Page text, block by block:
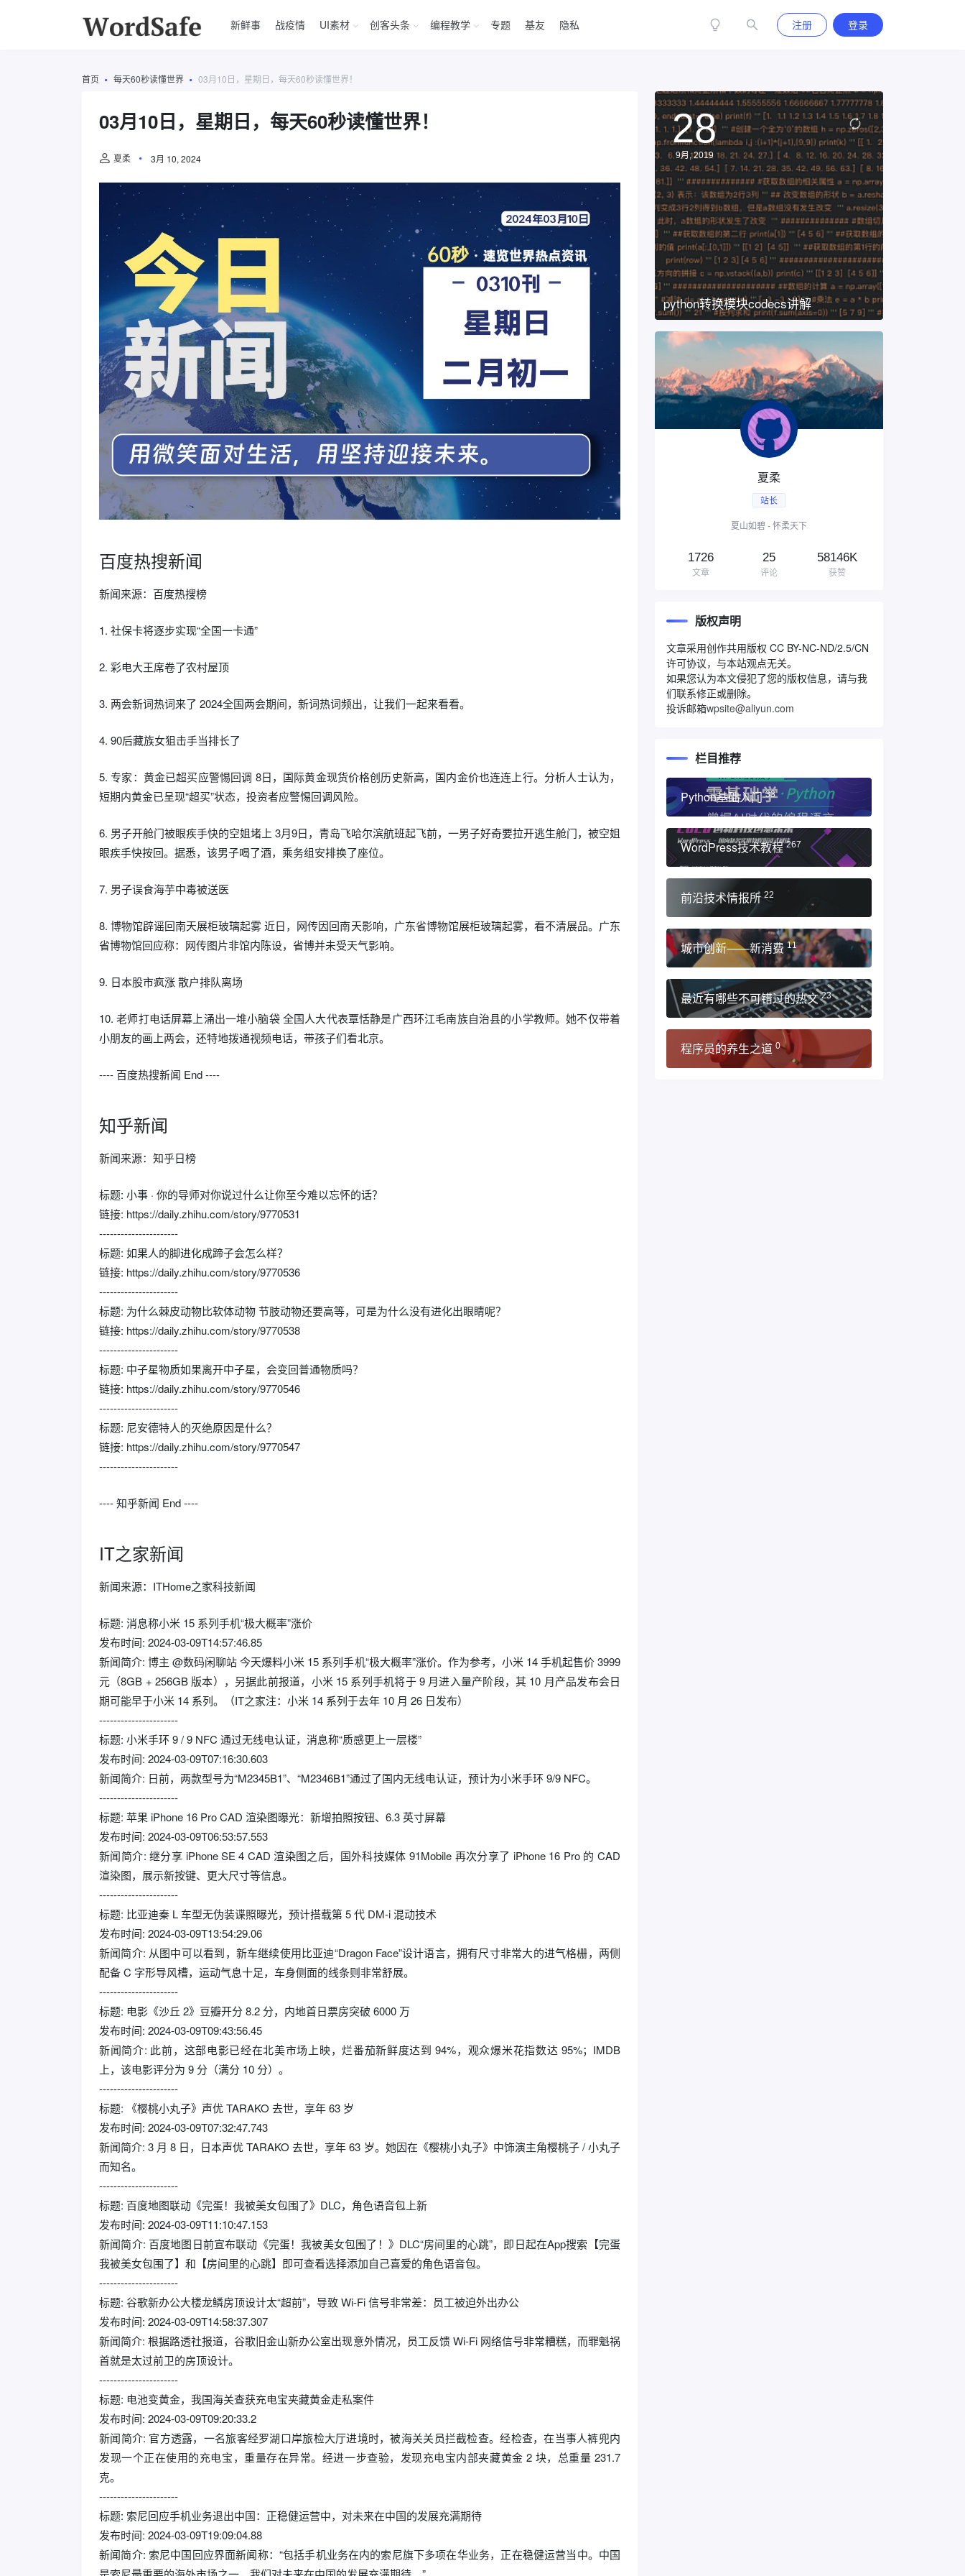
新鲜事 战疫情 UI素材 创客头条 编程教学 专题 基友 隐私 注册 登录
首页 每天60秒读懂世界 03月10日，星期日，每天60秒读懂世界！
03月10日，星期日，每天60秒读懂世界！
夏柔 3月 10, 2024
百度热搜新闻
新闻来源：百度热搜榜
1. 社保卡将逐步实现“全国一卡通”
2. 彩电大王席卷了农村屋顶
3. 两会新词热词来了 2024全国两会期间，新词热词频出，让我们一起来看看。
4. 90后藏族女狙击手当排长了
5. 专家：黄金已超买应警惕回调 8日，国际黄金现货价格创历史新高，国内金价也连连上行。分析人士认为，
短期内黄金已呈现“超买”状态，投资者应警惕回调风险。
6. 男子开舱门被眼疾手快的空姐堵上 3月9日，青岛飞哈尔滨航班起飞前，一男子好奇要拉开逃生舱门，被空姐
眼疾手快按回。据悉，该男子喝了酒，乘务组安排换了座位。
7. 男子误食海芋中毒被送医
8. 博物馆辟谣回南天展柜玻璃起雾 近日，网传因回南天影响，广东省博物馆展柜玻璃起雾，看不清展品。广东
省博物馆回应称：网传图片非馆内陈设，省博并未受天气影响。
9. 日本股市疯涨 散户排队离场
10. 老师打电话屏幕上涌出一堆小脑袋 全国人大代表覃恬静是广西环江毛南族自治县的小学教师。她不仅带着
小朋友的画上两会，还特地拨通视频电话，带孩子们看北京。
---- 百度热搜新闻 End ----
知乎新闻
新闻来源：知乎日榜
标题: 小事 · 你的导师对你说过什么让你至今难以忘怀的话？
链接: https://daily.zhihu.com/story/9770531
----------------------
标题: 如果人的脚进化成蹄子会怎么样？
链接: https://daily.zhihu.com/story/9770536
----------------------
标题: 为什么棘皮动物比软体动物 节肢动物还要高等，可是为什么没有进化出眼睛呢？
链接: https://daily.zhihu.com/story/9770538
----------------------
标题: 中子星物质如果离开中子星，会变回普通物质吗？
链接: https://daily.zhihu.com/story/9770546
----------------------
标题: 尼安德特人的灭绝原因是什么？
链接: https://daily.zhihu.com/story/9770547
----------------------
---- 知乎新闻 End ----
IT之家新闻
新闻来源：ITHome之家科技新闻
标题: 消息称小米 15 系列手机“极大概率”涨价
发布时间: 2024-03-09T14:57:46.85
新闻简介: 博主 @数码闲聊站 今天爆料小米 15 系列手机“极大概率”涨价。作为参考，小米 14 手机起售价 3999
元（8GB + 256GB 版本），另据此前报道，小米 15 系列手机将于 9 月进入量产阶段，其 10 月产品发布会日
期可能早于小米 14 系列。（IT之家注：小米 14 系列于去年 10 月 26 日发布）
----------------------
标题: 小米手环 9 / 9 NFC 通过无线电认证，消息称“质感更上一层楼”
发布时间: 2024-03-09T07:16:30.603
新闻简介: 日前，两款型号为“M2345B1”、“M2346B1”通过了国内无线电认证，预计为小米手环 9/9 NFC。
----------------------
标题: 苹果 iPhone 16 Pro CAD 渲染图曝光：新增拍照按钮、6.3 英寸屏幕
发布时间: 2024-03-09T06:53:57.553
新闻简介: 继分享 iPhone SE 4 CAD 渲染图之后，国外科技媒体 91Mobile 再次分享了 iPhone 16 Pro 的 CAD
渲染图，展示新按键、更大尺寸等信息。
----------------------
标题: 比亚迪秦 L 车型无伪装谍照曝光，预计搭载第 5 代 DM-i 混动技术
发布时间: 2024-03-09T13:54:29.06
新闻简介: 从图中可以看到，新车继续使用比亚迪“Dragon Face”设计语言，拥有尺寸非常大的进气格栅，两侧
配备 C 字形导风槽，运动气息十足，车身侧面的线条则非常舒展。
----------------------
标题: 电影《沙丘 2》豆瓣开分 8.2 分，内地首日票房突破 6000 万
发布时间: 2024-03-09T09:43:56.45
新闻简介: 此前，这部电影已经在北美市场上映，烂番茄新鲜度达到 94%，观众爆米花指数达 95%；IMDB
上，该电影评分为 9 分（满分 10 分）。
----------------------
标题: 《樱桃小丸子》声优 TARAKO 去世，享年 63 岁
发布时间: 2024-03-09T07:32:47.743
新闻简介: 3 月 8 日，日本声优 TARAKO 去世，享年 63 岁。她因在《樱桃小丸子》中饰演主角樱桃子 / 小丸子
而知名。
----------------------
标题: 百度地图联动《完蛋！我被美女包围了》DLC，角色语音包上新
发布时间: 2024-03-09T11:10:47.153
新闻简介: 百度地图日前宣布联动《完蛋！我被美女包围了！》DLC“房间里的心跳”，即日起在App搜索【完蛋
我被美女包围了】和【房间里的心跳】即可查看选择添加自己喜爱的角色语音包。
----------------------
标题: 谷歌新办公大楼龙鳞房顶设计太“超前”，导致 Wi-Fi 信号非常差：员工被迫外出办公
发布时间: 2024-03-09T14:58:37.307
新闻简介: 根据路透社报道，谷歌旧金山新办公室出现意外情况，员工反馈 Wi-Fi 网络信号非常糟糕，而罪魁祸
首就是太过前卫的房顶设计。
----------------------
标题: 电池变黄金，我国海关查获充电宝夹藏黄金走私案件
发布时间: 2024-03-09T09:20:33.2
新闻简介: 官方透露，一名旅客经罗湖口岸旅检大厅进境时，被海关关员拦截检查。经检查，在当事人裤兜内
发现一个正在使用的充电宝，重量存在异常。经进一步查验，发现充电宝内部夹藏黄金 2 块，总重量 231.7
克。
----------------------
标题: 索尼回应手机业务退出中国：正稳健运营中，对未来在中国的发展充满期待
发布时间: 2024-03-09T19:09:04.88
新闻简介: 索尼中国回应界面新闻称：“包括手机业务在内的索尼旗下多项在华业务，正在稳健运营当中。中国
28
9月, 2019
python转换模块codecs讲解
夏柔
站长
夏山如碧 - 怀柔天下
1726
文章
25
评论
58146K
获赞
版权声明
文章采用创作共用版权 CC BY-NC-ND/2.5/CN
许可协议，与本站观点无关。
如果您认为本文侵犯了您的版权信息，请与我
们联系修正或删除。
投诉邮箱wpsite@aliyun.com
栏目推荐
Python基础入门 33
WordPress技术教程 267
前沿技术情报所 22
城市创新——新消费 11
最近有哪些不可错过的热文 23
程序员的养生之道 0